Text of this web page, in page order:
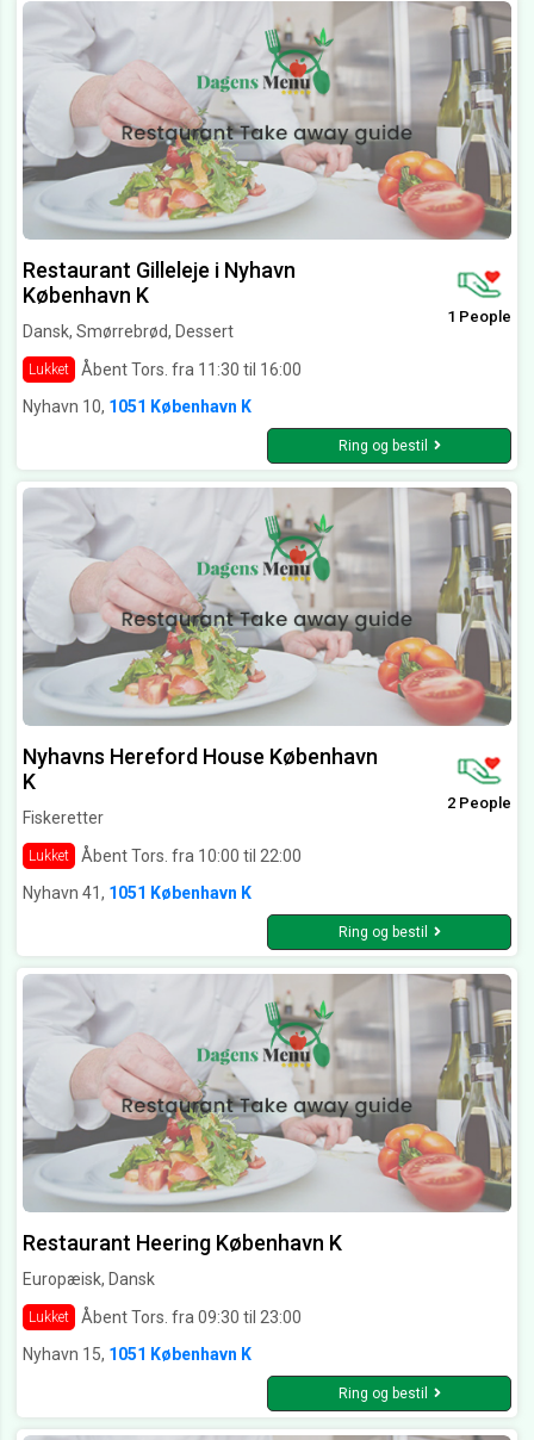
Restaurant Gilleleje i Nyhavn
København K
Dansk, Smørrebrød, Dessert
Lukket Åbent Tors. fra 11:30 til 16:00
1 People
Nyhavn 10, 1051 København K
Ring og bestil
Nyhavns Hereford House København
K
Fiskeretter
Lukket Åbent Tors. fra 10:00 til 22:00
2 People
Nyhavn 41, 1051 København K
Ring og bestil
Restaurant Heering København K
Europæisk, Dansk
Lukket
Åbent Tors. fra 09:30 til 23:00
Nyhavn 15, 1051 København K
Ring og bestil